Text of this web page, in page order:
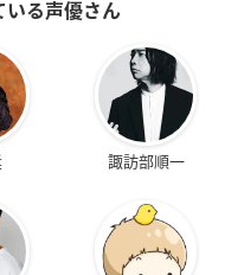
いる声優さん
諏訪部順一